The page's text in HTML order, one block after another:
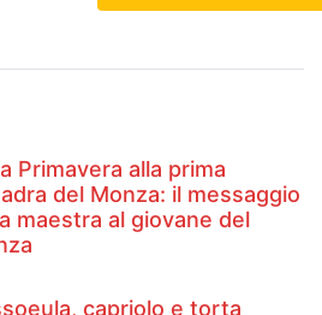
Primavera alla prima
del Monza: il messaggio
maestra al giovane del
capriolo e torta